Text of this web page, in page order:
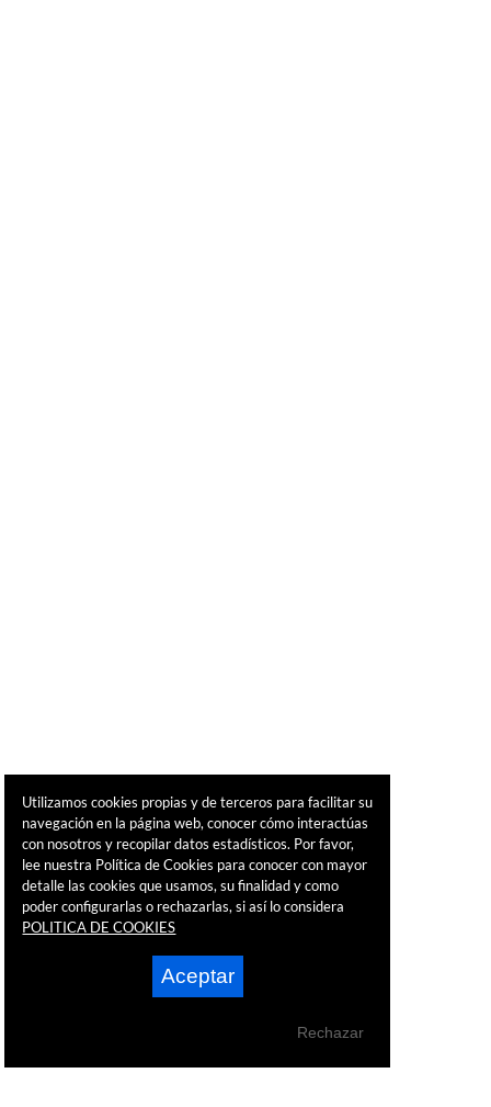
Utilizamos cookies propias y de terceros para facilitar su
navegación en la página web, conocer cómo interactúas
con nosotros y recopilar datos estadísticos. Por favor,
lee nuestra Política de Cookies para conocer con mayor
detalle las cookies que usamos, su finalidad y como
poder configurarlas o rechazarlas, si así lo considera
POLITICA DE COOKIES
Aceptar
Rechazar